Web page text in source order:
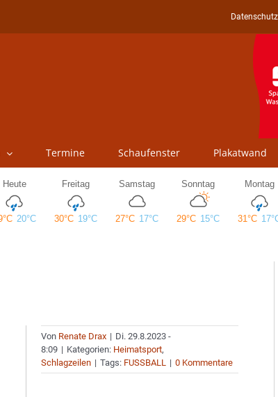
Termine Schaufenster Plakatwand
Von Renate Drax | Di. 29.8.2023 -
8:09 | Kategorien: Heimatsport,
Schlagzeilen | Tags: FUSSBALL | 0 Kommentare